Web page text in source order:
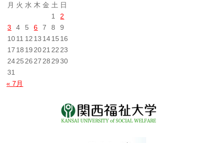
月 火 水 木 金 土 日
1
2
3
4 5 6 7 8
9
1011 12 13 1415 16
17 18 19 2021 22 23
2425 26 27 28 29 30
31
« 7月